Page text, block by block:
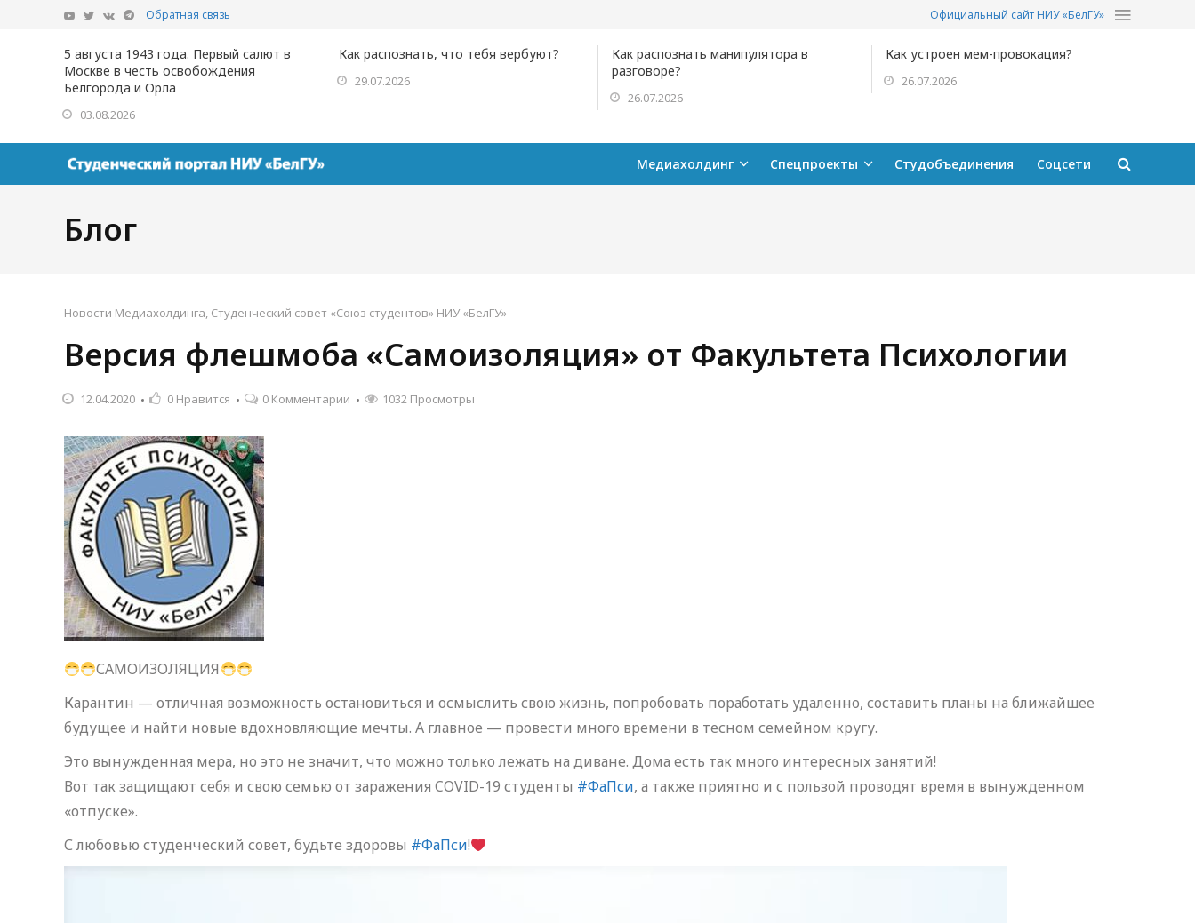
Обратная связь Официальный сайт НИУ «БелГУ»
5 августа 1943 года. Первый салют в
Москве в честь освобождения
Белгорода и Орла
03.08.2026
Как распознать, что тебя вербуют?
29.07.2026
Как распознать манипулятора в
разговоре?
26.07.2026
Как устроен мем-провокация?
26.07.2026
Медиахолдинг Спецпроекты Студобъединения Соцсети
Блог
Новости Медиахолдинга, Студенческий совет «Союз студентов» НИУ «БелГУ»
Версия флешмоба «Самоизоляция» от Факультета Психологии
12.04.2020 0 Нравится 0 Комментарии 1032 Просмотры
САМОИЗОЛЯЦИЯ
Карантин — отличная возможность остановиться и осмыслить свою жизнь, попробовать поработать удаленно, составить планы на ближайшее
будущее и найти новые вдохновляющие мечты. А главное — провести много времени в тесном семейном кругу.
Это вынужденная мера, но это не значит, что можно только лежать на диване. Дома есть так много интересных занятий!
Вот так защищают себя и свою семью от заражения COVID-19 студенты #ФаПси, а также приятно и с пользой проводят время в вынужденном
«отпуске».
С любовью студенческий совет, будьте здоровы #ФаПси!